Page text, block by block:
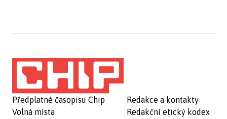
Předplatné časopisu Chip
Volná místa
Redakce a kontakty
Redakční etický kodex